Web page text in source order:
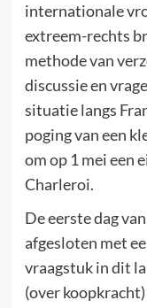
internationale
extreem-rechts
methode van
discussie en
situatie langs
poging van een
om op 1 mei een
Charleroi.
De eerste dag
afgesloten met
vraagstuk in dit
(over